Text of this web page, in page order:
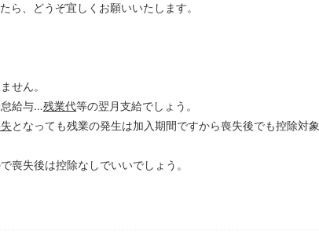
ら、どうぞ宜しくお願いいたします。
せん。
給与…残業代等の翌月支給でしょう。
となっても残業の発生は加入期間ですから喪失後でも控除対象
喪失後は控除なしでいいでしょう。